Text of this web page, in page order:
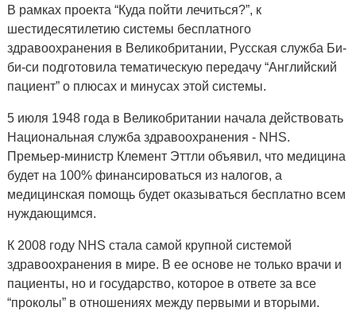
В рамках проекта “Куда пойти лечиться?”, к
шестидесятилетию системы бесплатного
здравоохранения в Великобритании, Русская служба Би-
би-си подготовила тематическую передачу “Английский
пациент” о плюсах и минусах этой системы.
5 июля 1948 года в Великобритании начала действовать
Национальная служба здравоохранения - NHS.
Премьер-министр Клемент Эттли объявил, что медицина
будет на 100% финансироваться из налогов, а
медицинская помощь будет оказываться бесплатно всем
нуждающимся.
К 2008 году NHS стала самой крупной системой
здравоохранения в мире. В ее основе не только врачи и
пациенты, но и государство, которое в ответе за все
“проколы” в отношениях между первыми и вторыми.